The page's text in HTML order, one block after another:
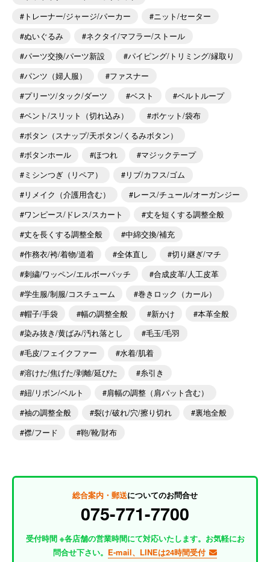
トレーナー/ジャージ/パーカー
ニット/セーター
ぬいぐるみ
ネクタイ/マフラー/ストール
パーツ交換/パーツ新設
パイピング/トリミング/縁取り
パンツ（婦人服）
ファスナー
プリーツ/タック/ダーツ
ベスト
ベルトループ
ベント/スリット（切れ込み）
ポケット/袋布
ボタン（スナップ/天ボタン/くるみボタン）
ボタンホール
ほつれ
マジックテープ
ミシンつぎ（リペア）
リブ/カフス/ゴム
リメイク（介護用含む）
レース/チュール/オーガンジー
ワンピース/ドレス/スカート
丈を短くする調整全般
丈を長くする調整全般
中綿交換/補充
作務衣/袴/着物/道着
全体直し
切り継ぎ/マチ
刺繍/ワッペン/エルボーパッチ
合成皮革/人工皮革
学生服/制服/コスチューム
巻きロック（カール）
帽子/手袋
幅の調整全般 新かけ
本革全般
染み抜き/黄ばみ/汚れ落とし
毛玉/毛羽
毛皮/フェイクファー
水着/肌着
溶けた/焦げた/剥離/延びた
糸引き
紐/リボン/ベルト
肩幅の調整（肩パット含む）
袖の調整全般
裂け/破れ/穴/擦り切れ
裏地全般
襟/フード
鞄/靴/財布
総合案内・郵送についてのお問合せ
075-771-7700
受付時間 ※各店舗の営業時間にて対応いたします。お気軽にお
問合せ下さい。 E-mail、LINEは24時間受付